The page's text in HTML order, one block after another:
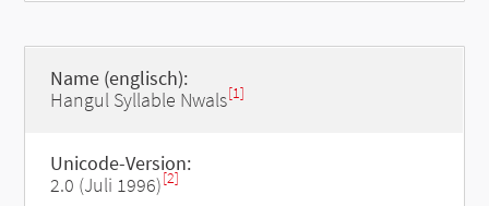
Name (englisch):
Hangul Syllable Nwals[1]
Unicode-Version:
2.0 (Juli 1996)[2]